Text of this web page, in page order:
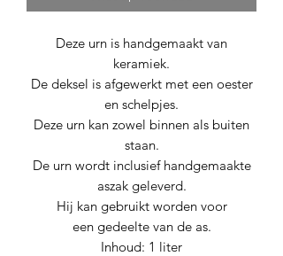
Deze urn is handgemaakt van
keramiek.
De deksel is afgewerkt met een oester
en schelpjes.
Deze urn kan zowel binnen als buiten
staan.
De urn wordt inclusief handgemaakte
aszak geleverd.
Hij kan gebruikt worden voor
een gedeelte van de as.
Inhoud: 1 liter